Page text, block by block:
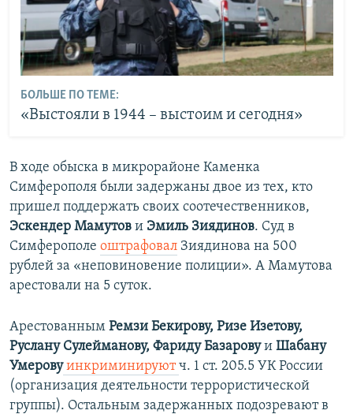
БОЛЬШЕ ПО ТЕМЕ:
«Выстояли в 1944 – выстоим и сегодня»
​В ходе обыска в микрорайоне Каменка
Симферополя были задержаны двое из тех, кто
пришел поддержать своих соотечественников,
Эскендер Мамутов и Эмиль Зиядинов. Суд в
Симферополе оштрафовал Зиядинова на 500
рублей за «неповиновение полиции». А Мамутова
арестовали на 5 суток.
Арестованным Ремзи Бекирову, Ризе Изетову,
Руслану Сулейманову, Фариду Базаровуи Шабану
Умерову инкриминируютч. 1 ст. 205.5 УК России
(организация деятельности террористической
группы). Остальным задержанных подозревают в